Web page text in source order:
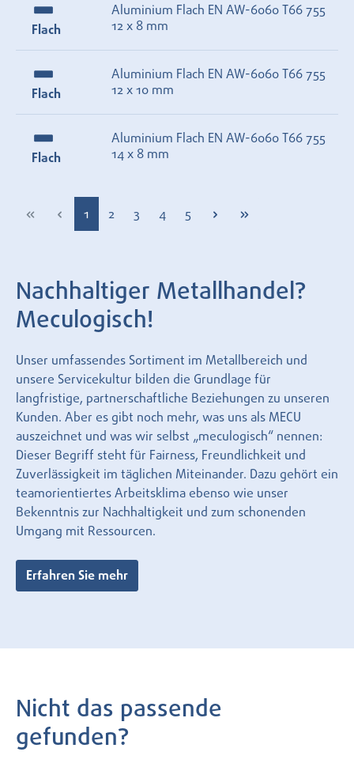
Flach
Aluminium Flach EN AW-6060 T66 755
12 x 8 mm
Flach
Aluminium Flach EN AW-6060 T66 755
12 x 10 mm
Flach
Aluminium Flach EN AW-6060 T66 755
14 x 8 mm
Seite
1 Seite
2 Seite
3 Seite
4 Seite
5
Nachhaltiger Metallhandel?
Meculogisch!
Unser umfassendes Sortiment im Metallbereich und
unsere Servicekultur bilden die Grundlage für
langfristige, partnerschaftliche Beziehungen zu unseren
Kunden. Aber es gibt noch mehr, was uns als MECU
auszeichnet und was wir selbst „meculogisch“ nennen:
Dieser Begriff steht für Fairness, Freundlichkeit und
Zuverlässigkeit im täglichen Miteinander. Dazu gehört ein
teamorientiertes Arbeitsklima ebenso wie unser
Bekenntnis zur Nachhaltigkeit und zum schonenden
Umgang mit Ressourcen.
Erfahren Sie mehr
Nicht das passende
gefunden?